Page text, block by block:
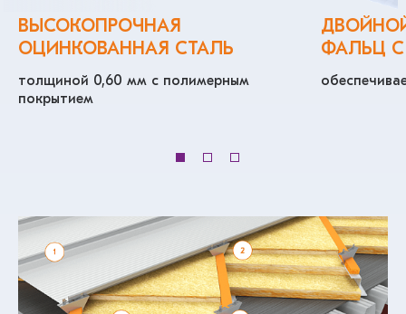
ВЫСОКОПРОЧНАЯ
ОЦИНКОВАННАЯ СТАЛЬ
толщиной 0,60 мм с полимерным
покрытием
ФАЛЬЦ С